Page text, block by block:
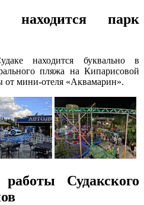
парк
находится буквально в
пляжа на Кипарисовой
от мини-отеля «Аквамарин».
Судакского